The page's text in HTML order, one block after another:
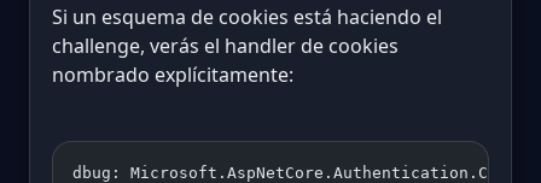
Si un esquema de cookies está haciendo el
challenge, verás el handler de cookies
nombrado explícitamente:
dbug: